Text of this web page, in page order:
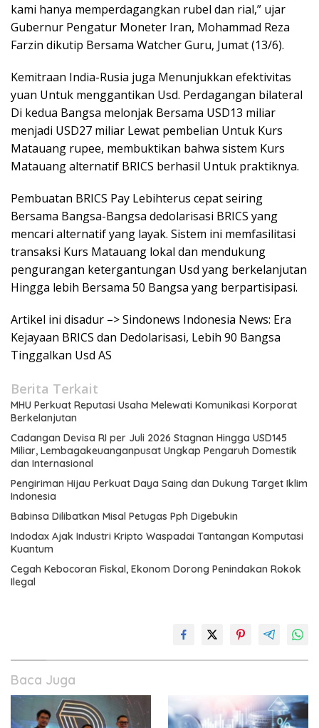
kami hanya memperdagangkan rubel dan rial,” ujar
Gubernur Pengatur Moneter Iran, Mohammad Reza
Farzin dikutip Bersama Watcher Guru, Jumat (13/6).
Kemitraan India-Rusia juga Menunjukkan efektivitas
yuan Untuk menggantikan Usd. Perdagangan bilateral
Di kedua Bangsa melonjak Bersama USD13 miliar
menjadi USD27 miliar Lewat pembelian Untuk Kurs
Matauang rupee, membuktikan bahwa sistem Kurs
Matauang alternatif BRICS berhasil Untuk praktiknya.
Pembuatan BRICS Pay Lebihterus cepat seiring
Bersama Bangsa-Bangsa dedolarisasi BRICS yang
mencari alternatif yang layak. Sistem ini memfasilitasi
transaksi Kurs Matauang lokal dan mendukung
pengurangan ketergantungan Usd yang berkelanjutan
Hingga lebih Bersama 50 Bangsa yang berpartisipasi.
Artikel ini disadur –> Sindonews Indonesia News: Era
Kejayaan BRICS dan Dedolarisasi, Lebih 90 Bangsa
Tinggalkan Usd AS
Berita Terkait
MHU Perkuat Reputasi Usaha Melewati Komunikasi Korporat
Berkelanjutan
Cadangan Devisa RI per Juli 2026 Stagnan Hingga USD145
Miliar, Lembagakeuanganpusat Ungkap Pengaruh Domestik
dan Internasional
Pengiriman Hijau Perkuat Daya Saing dan Dukung Target Iklim
Indonesia
Babinsa Dilibatkan Misal Petugas Pph Digebukin
Indodax Ajak Industri Kripto Waspadai Tantangan Komputasi
Kuantum
Cegah Kebocoran Fiskal, Ekonom Dorong Penindakan Rokok
Ilegal
Baca Juga